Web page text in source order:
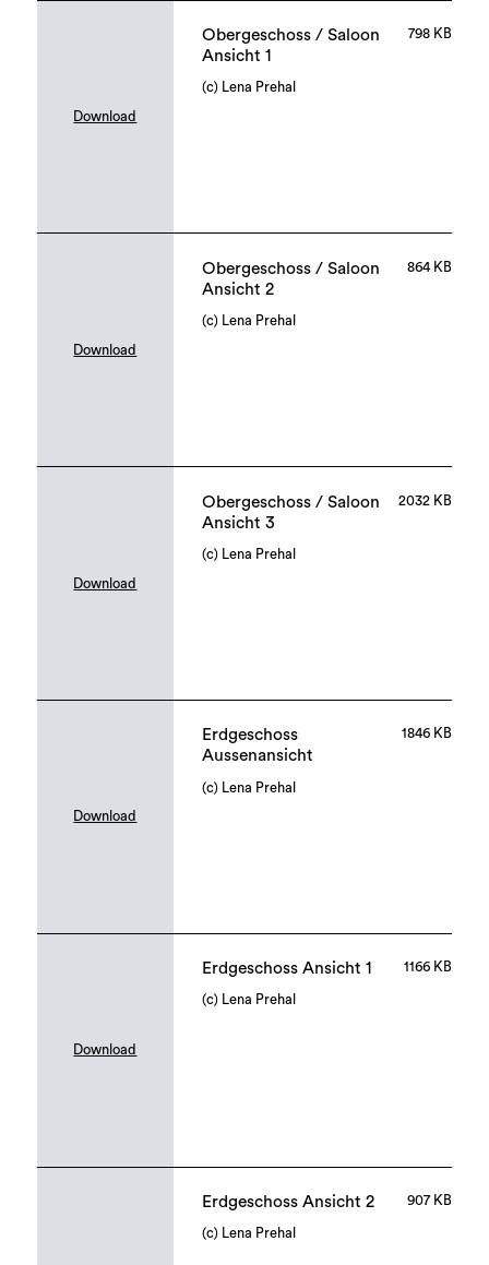
Download
Obergeschoss / Saloon
Ansicht 1
798 KB
(c) Lena Prehal
Download
Obergeschoss / Saloon
Ansicht 2
864 KB
(c) Lena Prehal
Download
Obergeschoss / Saloon
Ansicht 3
2032 KB
(c) Lena Prehal
Download
Erdgeschoss
Aussenansicht
1846 KB
(c) Lena Prehal
Download
Erdgeschoss Ansicht 1 1166 KB
(c) Lena Prehal
Erdgeschoss Ansicht 2 907 KB
(c) Lena Prehal